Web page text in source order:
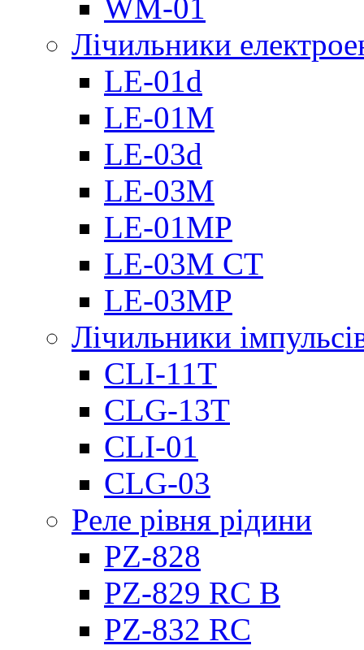
WM-01
Лічильники
LE-01d
LE-01M
LE-03d
LE-03M
LE-01MP
LE-03M CT
LE-03MP
Лічильники
CLI-11T
CLG-13T
CLI-01
CLG-03
Реле рівня рідини
PZ-828
PZ-829 RC B
PZ-832 RC